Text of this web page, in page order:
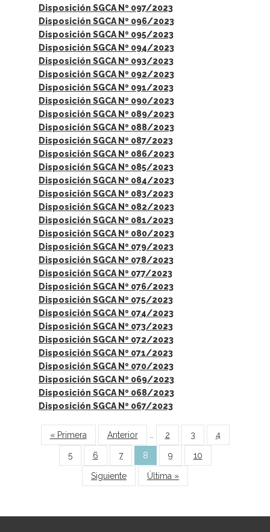
Disposición SGCA Nº 097/2023
Disposición SGCA Nº 096/2023
Disposición SGCA Nº 095/2023
Disposición SGCA Nº 094/2023
Disposición SGCA Nº 093/2023
Disposición SGCA Nº 092/2023
Disposición SGCA Nº 091/2023
Disposición SGCA Nº 090/2023
Disposición SGCA Nº 089/2023
Disposición SGCA Nº 088/2023
Disposición SGCA Nº 087/2023
Disposición SGCA Nº 086/2023
Disposición SGCA Nº 085/2023
Disposición SGCA Nº 084/2023
Disposición SGCA Nº 083/2023
Disposición SGCA Nº 082/2023
Disposición SGCA Nº 081/2023
Disposición SGCA Nº 080/2023
Disposición SGCA Nº 079/2023
Disposición SGCA Nº 078/2023
Disposición SGCA Nº 077/2023
Disposición SGCA Nº 076/2023
Disposición SGCA Nº 075/2023
Disposición SGCA Nº 074/2023
Disposición SGCA Nº 073/2023
Disposición SGCA Nº 072/2023
Disposición SGCA Nº 071/2023
Disposición SGCA Nº 070/2023
Disposición SGCA Nº 069/2023
Disposición SGCA Nº 068/2023
Disposición SGCA Nº 067/2023
Páginas
« Primera Anterior 2 3 4
5 6 7 8 9 10
Siguiente Última »